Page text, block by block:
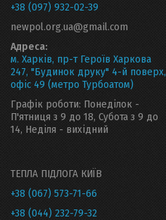
+38 (097) 932-02-39
newpol.org.ua@gmail.com
Адреса:
м. Харків, пр-т Героїв Харкова
247, "Будинок друку" 4-й поверх,
офіс 49 (метро Турбоатом)
Графік роботи: Понеділок -
П'ятниця з 9 до 18, Субота з 9 до
14, Неділя - вихідний
ТЕПЛА ПІДЛОГА КИЇВ
+38 (067) 573-71-66
+38 (044) 232-79-32